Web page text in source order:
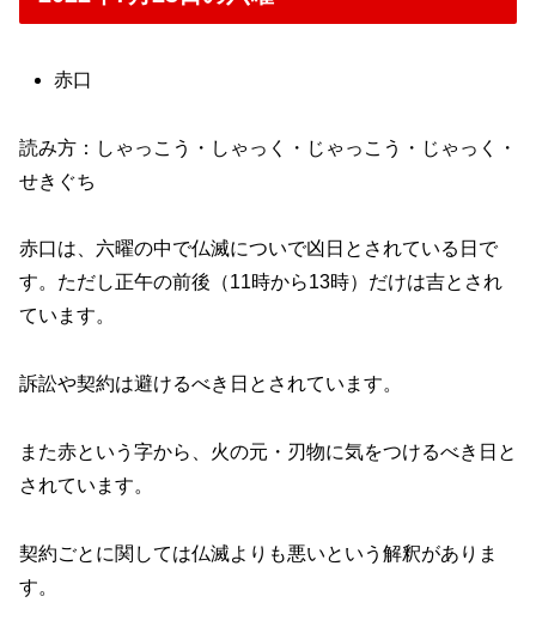
赤口
読み方：しゃっこう・しゃっく・じゃっこう・じゃっく・
せきぐち
赤口は、六曜の中で仏滅についで凶日とされている日で
す。ただし正午の前後（11時から13時）だけは吉とされ
ています。
訴訟や契約は避けるべき日とされています。
また赤という字から、火の元・刃物に気をつけるべき日と
されています。
契約ごとに関しては仏滅よりも悪いという解釈がありま
す。